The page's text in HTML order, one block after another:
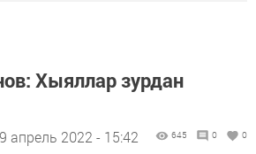
Хыяллар зурдан
апрель 2022 - 15:42 645 0 0